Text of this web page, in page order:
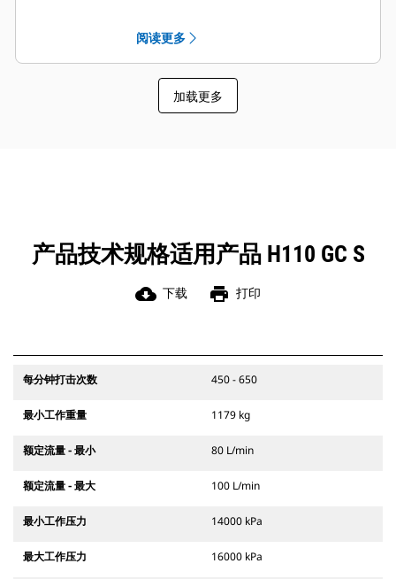
液压锤的维护保养。
阅读更多
加载更多
产品技术规格适用产品 H110 GC S
cloud_download 下载 print 打印
每分钟打击次数 450 - 650
最小工作重量 1179 kg
额定流量 - 最小 80 L/min
额定流量 - 最大 100 L/min
最小工作压力 14000 kPa
最大工作压力 16000 kPa